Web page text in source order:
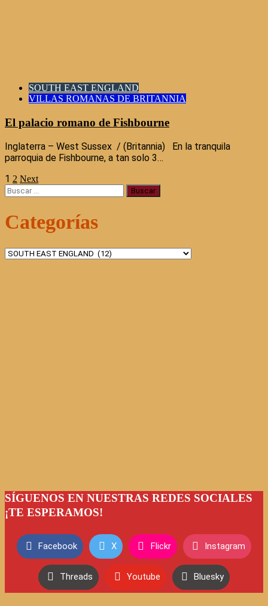
SOUTH EAST ENGLAND
VILLAS ROMANAS DE BRITANNIA
El palacio romano de Fishbourne
Inglaterra – West Sussex / (Britannia) En la tranquila
parroquia de Fishbourne, a tan solo 3…
Paginación
de
entradas
1 2 Next
Buscar:
Categorías
Categorías
SÍGUENOS EN NUESTRAS REDES SOCIALES
¡TE ESPERAMOS!
Facebook X Flickr Instagram
Threads Youtube Bluesky